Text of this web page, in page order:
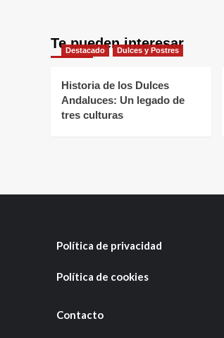
Te pueden interesar
Destacado Dulces y Postres
Historia de los Dulces
Andaluces: Un legado de
tres culturas
Política de privacidad
Política de cookies
Contacto